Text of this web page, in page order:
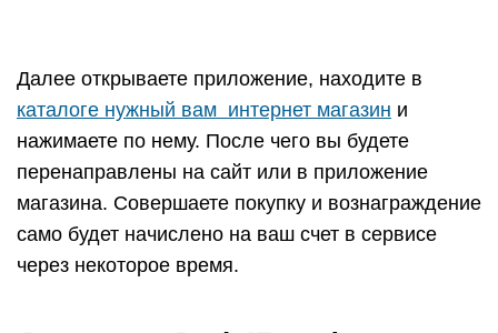
лет число его партнеров уже пополнили более
1500 магазинов. Количество пользователей
перевалило за 800 тысяч человек не только из
России, но и стран СНГ. Кстати, кроме
стандартного возврата процента за покупки в
сети они могут попытать счастья на Колесе
Удачи. В беспроигрышной викторине можно